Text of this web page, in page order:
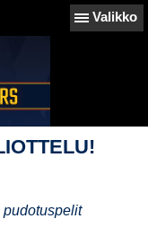
Valikko
pudotuspelit